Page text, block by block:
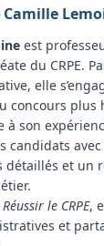
Camille
est
du CRPE.
elle
concours plus
à son
candidats
détaillés et un
Réussir le CRPE,
et